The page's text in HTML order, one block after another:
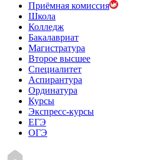
Приёмная комиссия
Школа
Колледж
Бакалавриат
Магистратура
Второе высшее
Специалитет
Аспирантура
Ординатура
Курсы
Экспресс-курсы
ЕГЭ
ОГЭ